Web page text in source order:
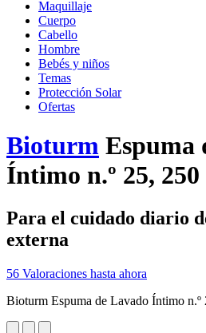
Maquillaje
Cuerpo
Cabello
Hombre
Bebés y niños
Temas
Protección Solar
Ofertas
Bioturm Espuma
Íntimo n.º 25,
Para el cuidado diario
externa
56 Valoraciones hasta ahora
Bioturm Espuma de Lavado Íntimo n.º